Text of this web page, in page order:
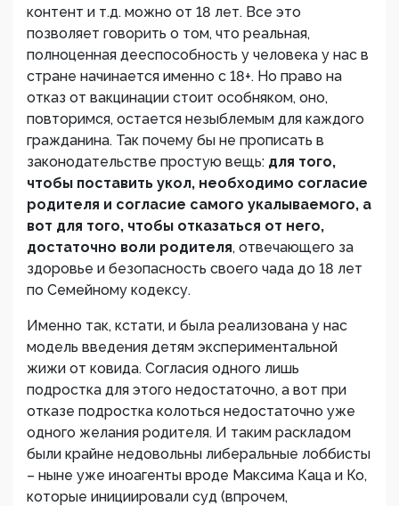
контент и т.д. можно от 18 лет. Все это
позволяет говорить о том, что реальная,
полноценная дееспособность у человека у нас в
стране начинается именно с 18+. Но право на
отказ от вакцинации стоит особняком, оно,
повторимся, остается незыблемым для каждого
гражданина. Так почему бы не прописать в
законодательстве простую вещь: для того,
чтобы поставить укол, необходимо согласие
родителя и согласие самого укалываемого, а
вот для того, чтобы отказаться от него,
достаточно воли родителя, отвечающего за
здоровье и безопасность своего чада до 18 лет
по Семейному кодексу.
Именно так, кстати, и была реализована у нас
модель введения детям экспериментальной
жижи от ковида. Согласия одного лишь
подростка для этого недостаточно, а вот при
отказе подростка колоться недостаточно уже
одного желания родителя. И таким раскладом
были крайне недовольны либеральные лоббисты
– ныне уже иноагенты вроде Максима Каца и Ко,
которые инициировали суд (впрочем,